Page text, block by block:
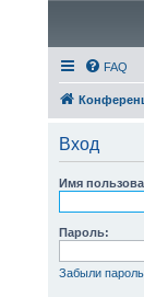
FAQ
Вход
Имя
Пароль:
Забыли